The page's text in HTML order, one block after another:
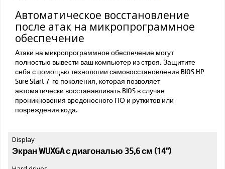
Автоматическое восстановление
после атак на микропрограммное
обеспечение
Атаки на микропрограммное обеспечение могут
полностью вывести ваш компьютер из строя. Защитите
себя с помощью технологии самовосстановления BIOS HP
Sure Start 7-го поколения, которая позволяет
автоматически восстанавливать BIOS в случае
проникновения вредоносного ПО и руткитов или
повреждения кода.
Display
Экран WUXGA с диагональю 35,6 см (14")